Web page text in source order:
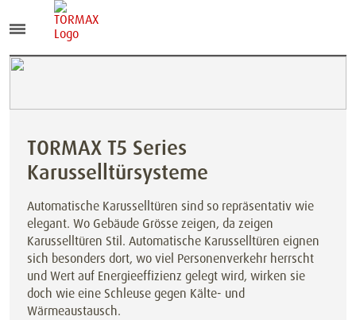
TORMAX T5 Series
Karusselltürsysteme
Automatische Karusselltüren sind so repräsentativ wie
elegant. Wo Gebäude Grösse zeigen, da zeigen
Karusselltüren Stil. Automatische Karusselltüren eignen
sich besonders dort, wo viel Personenverkehr herrscht
und Wert auf Energieeffizienz gelegt wird, wirken sie
doch wie eine Schleuse gegen Kälte- und
Wärmeaustausch.